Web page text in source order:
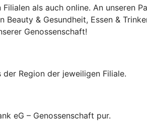
als auch online. An
& Gesundheit, Essen &
Genossenschaft!
Region der jeweiligen Filiale.
eG – Genossenschaft pur.